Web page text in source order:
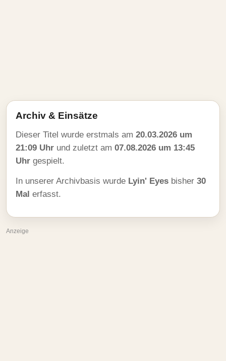
Archiv & Einsätze
Dieser Titel wurde erstmals am 20.03.2026 um
21:09 Uhr und zuletzt am 07.08.2026 um 13:45
Uhr gespielt.
In unserer Archivbasis wurde Lyin' Eyes bisher 30
Mal erfasst.
Anzeige